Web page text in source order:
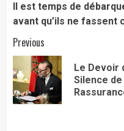
Il est temps de
avant qu’ils ne fassent
Continue
Reading
Previous
Le Devoir
Silence de